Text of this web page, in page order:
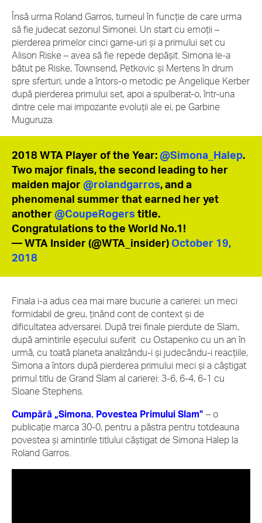
Însă urma Roland Garros, turneul în funcție de care urma
să fie judecat sezonul Simonei. Un start cu emoții –
pierderea primelor cinci game-uri și a primului set cu
Alison Riske – avea să fie repede depășit. Simona le-a
bătut pe Riske, Townsend, Petkovic și Mertens în drum
spre sferturi, unde a întors-o metodic pe Angelique Kerber
după pierderea primului set, apoi a spulberat-o, într-una
dintre cele mai impozante evoluții ale ei, pe Garbine
Muguruza.
2018 WTA Player of the Year: @Simona_Halep.
Two major finals, the second leading to her
maiden major @rolandgarros, and a
phenomenal summer that earned her yet
another @CoupeRogers title.
Congratulations to the World No.1!
— WTA Insider (@WTA_insider) October 19,
2018
Finala i-a adus cea mai mare bucurie a carierei: un meci
formidabil de greu, ținând cont de context și de
dificultatea adversarei. După trei finale pierdute de Slam,
după amintirile eșecului suferit cu Ostapenko cu un an în
urmă, cu toată planeta analizându-i și judecându-i reacțiile,
Simona a întors după pierderea primului meci și a câștigat
primul titlu de Grand Slam al carierei: 3-6, 6-4, 6-1 cu
Sloane Stephens.
Cumpără „Simona. Povestea Primului Slam” – o
publicație marca 30-0, pentru a păstra pentru totdeauna
povestea și amintirile titlului câștigat de Simona Halep la
Roland Garros.